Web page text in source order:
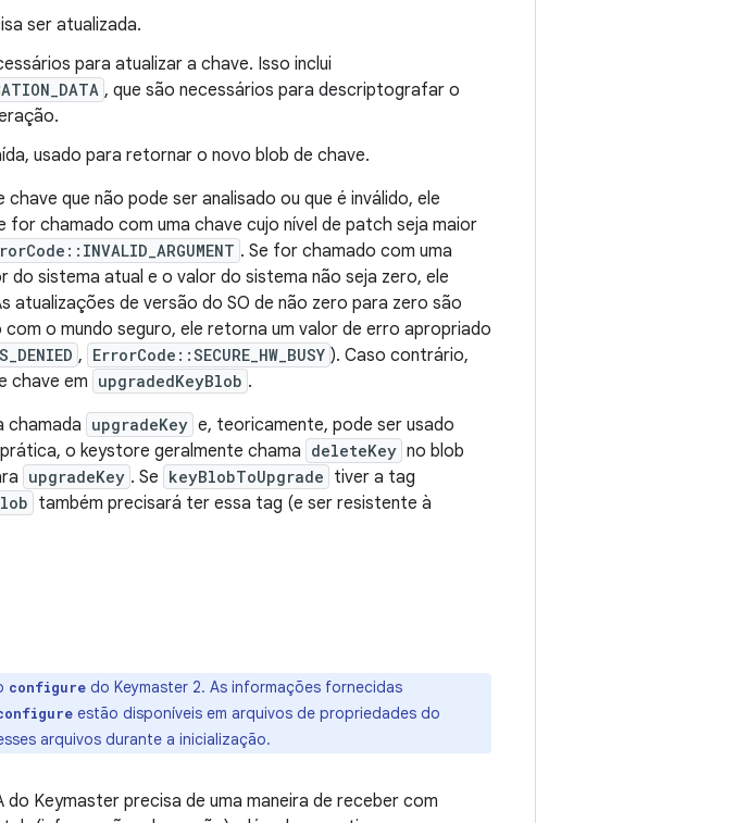
ser atualizada.
para atualizar a chave. Isso inclui
, que são necessários para descriptografar o
usado para retornar o novo blob de chave.
que não pode ser analisado ou que é inválido, ele
for chamado com uma chave cujo nível de patch seja maior
. Se for chamado com uma
do sistema atual e o valor do sistema não seja zero, ele
atualizações de versão do SO de não zero para zero são
o mundo seguro, ele retorna um valor de erro apropriado
, ErrorCode::SECURE_HW_BUSY ). Caso contrário,
chave em upgradedKeyBlob .
chamada upgradeKey e, teoricamente, pode ser usado
o keystore geralmente chama deleteKey no blob
upgradeKey . Se keyBlobToUpgrade tiver a tag
também precisará ter essa tag (e ser resistente à
configure do Keymaster 2. As informações fornecidas
estão disponíveis em arquivos de propriedades do
arquivos durante a inicialização.
Keymaster precisa de uma maneira de receber com